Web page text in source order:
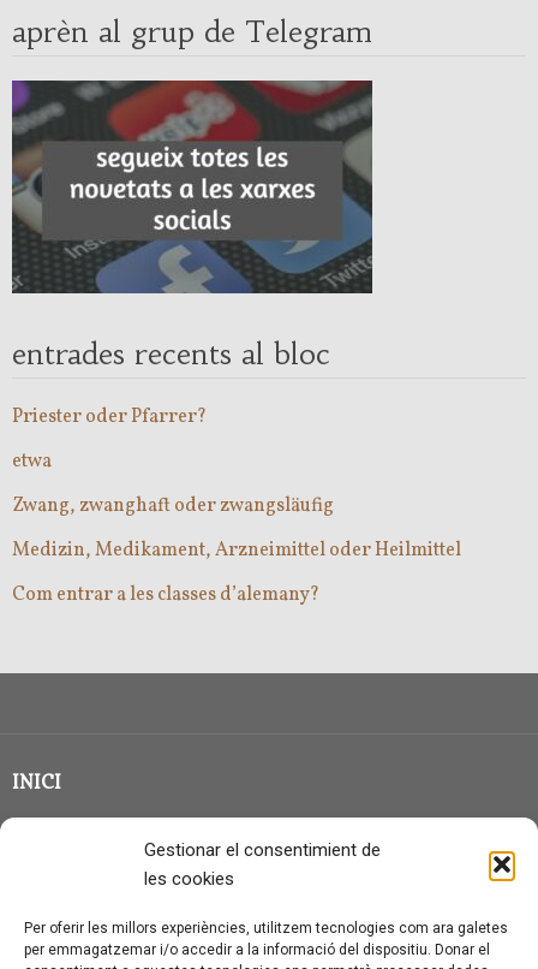
Gestionar el consentimient de
les cookies
Per oferir les millors experiències, utilitzem tecnologies com ara galetes
per emmagatzemar i/o accedir a la informació del dispositiu. Donar el
aprèn al grup de Telegram
entrades recents al bloc
Priester oder Pfarrer?
etwa
Zwang, zwanghaft oder zwangsläufig
Medizin, Medikament, Arzneimittel oder Heilmittel
Com entrar a les classes d’alemany?
INICI
CLASSE EN GRUP
QUI SOC?
CONTACTE